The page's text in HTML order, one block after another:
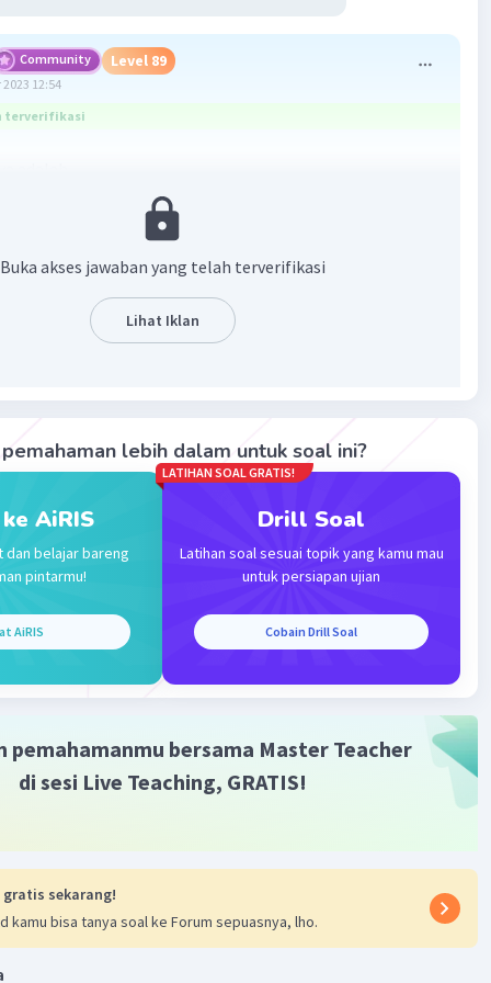
Community Level 89
12:54
terverifikasi
A Level 16
kak, bisa ga yang (c) pake cara yang lebih lengkapnya,
Iklan
=0
2) =0
Buka akses jawaban yang telah terverifikasi
Lihat Iklan
lebih dalam untuk soal ini?
AiRIS
dan belajar bareng
pintarmu!
AiRIS
LATIHAN SOAL GRATIS!
Drill Soal
Latihan soal sesuai topik yang kamu mau
untuk persiapan ujian
Cobain Drill Soal
pemahamanmu bersama Master Teacher
di sesi Live Teaching, GRATIS!
gratis sekarang!
kamu bisa tanya soal ke Forum sepuasnya, lho.